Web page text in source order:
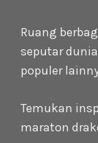
Ruang
seputar
populer
Temukan
maraton